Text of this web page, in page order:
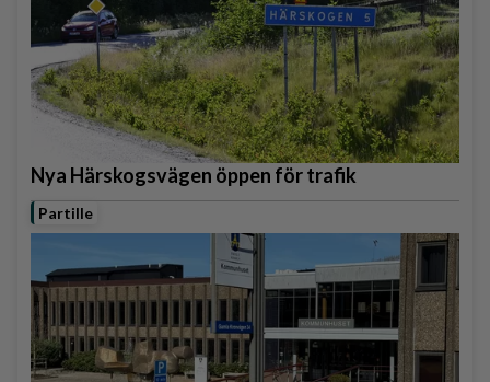
Nya Härskogsvägen öppen för trafik
Partille